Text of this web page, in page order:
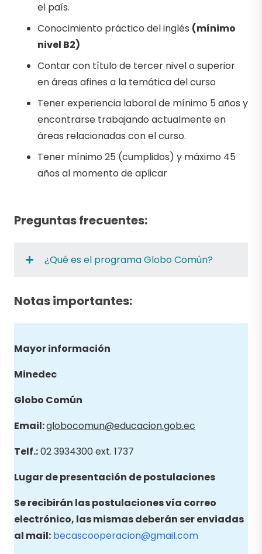
el país.
Conocimiento práctico del inglés (mínimo
nivel B2)
Contar con título de tercer nivel o superior
en áreas afines a la temática del curso
Tener experiencia laboral de mínimo 5 años y
encontrarse trabajando actualmente en
áreas relacionadas con el curso.
Tener mínimo 25 (cumplidos) y máximo 45
años al momento de aplicar
Preguntas frecuentes:
¿Qué es el programa Globo Común?
Notas importantes:
Mayor información
Minedec
Globo Común
Email:globocomun@educacion.gob.ec
Telf.:02 3934300 ext. 1737
Lugar de presentación de postulaciones
Se recibirán las postulaciones vía correo
electrónico, las mismas deberán ser enviadas
al mail: becascooperacion@gmail.com